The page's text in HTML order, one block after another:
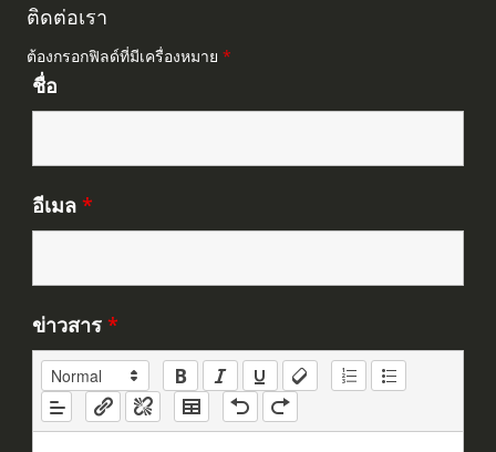
ติดต่อเรา
ต้องกรอกฟิลด์ที่มีเครื่องหมาย *
ชื่อ
อีเมล *
ข่าวสาร *